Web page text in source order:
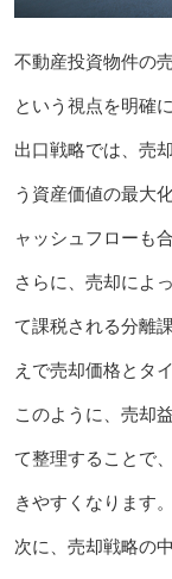
不動産投資物件の
という視点を明確
出口戦略では、売
う資産価値の最大
ャッシュフローも
さらに、売却によ
て課税される分離
えで売却価格とタ
このように、売却
て整理することで
きやすくなります。
次に、売却戦略の